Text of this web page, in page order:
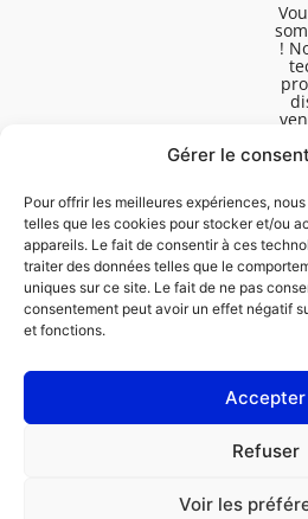
Gérer le
Pour offrir les meilleures expériences,
telles que les cookies pour stocker et/ou
appareils. Le fait de consentir à ces
traiter des données telles que le
uniques sur ce site. Le fait de ne pas
consentement peut avoir un effet négatif
et fonctions.
Accepter
Refuser
Voir les
!
Mentions légales